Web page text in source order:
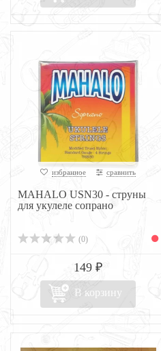
избранное сравнить
MAHALO USN30 - струны
для укулеле сопрано
(0)
149 ₽
В корзину